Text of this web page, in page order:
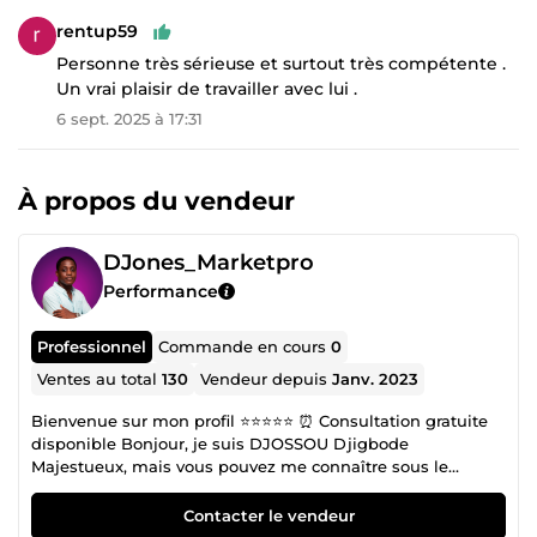
rentup59
Personne très sérieuse et surtout très compétente .
Un vrai plaisir de travailler avec lui .
6 sept. 2025 à 17:31
À propos du vendeur
DJones_Marketpro
Performance
Professionnel Commande en cours0
Ventes au total130 Vendeur depuisJanv. 2023
Bienvenue sur mon profil ⭐⭐⭐⭐⭐ ⏰ Consultation gratuite
disponible Bonjour, je suis DJOSSOU Djigbode
Majestueux, mais vous pouvez me connaître sous le
surnom de DJones_MarketPro. Développeur web et Web
Designer passionné, je mets mon expertise et ma
Contacter le vendeur